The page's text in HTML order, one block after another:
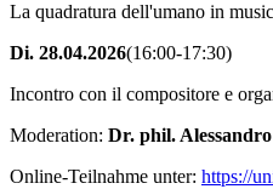
La quadratura dell'umano in
Di. 28.04.2026(16:00-17:30)
Incontro con il compositore e
Moderation: Dr. phil.
Online-Teilnahme unter: https://